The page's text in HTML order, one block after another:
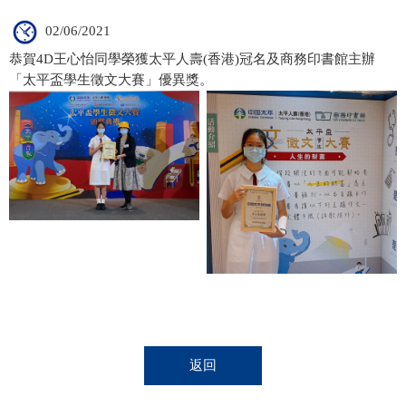
02/06/2021
恭賀4D王心怡同學榮獲太平人壽(香港)冠名及商務印書館主辦
「太平盃學生徵文大賽」優異獎。
返回